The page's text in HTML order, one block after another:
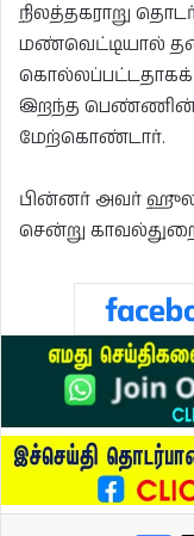
நிலத்தகராறு
மண்வெட்டியால்
கொல்லப்பட்டதாகக்
இறந்த பெண்ணின்
மேற்கொண்டார்.
பின்னர் அவர்
சென்று